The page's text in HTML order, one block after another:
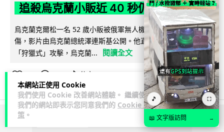
本網站正使用 Cookie
我們使用 Cookie 改善網站體驗。 繼續使用
我們的網站即表示您同意我們的 Cookie 政
策 。
追殺烏克蘭小販近 40 秒仍被炸傷
烏克蘭克爾松一名 52 歲小販被俄軍無人機追擊近 40 秒後被炸
傷，影片由烏克蘭總統澤連斯基公開。他直斥俄軍對平民進行
「狩獵式」攻擊，烏克蘭...
閱讀全文
分享
🎵 ⛶
📖 文字版訪問 →